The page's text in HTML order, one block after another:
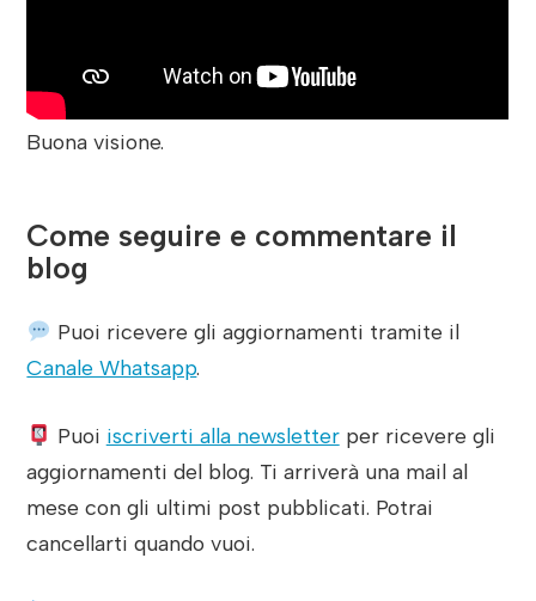
Buona visione.
Come seguire e commentare il
blog
Puoi ricevere gli aggiornamenti tramite il
Canale Whatsapp.
Puoi iscriverti alla newsletterper ricevere gli
aggiornamenti del blog. Ti arriverà una mail al
mese con gli ultimi post pubblicati. Potrai
cancellarti quando vuoi.